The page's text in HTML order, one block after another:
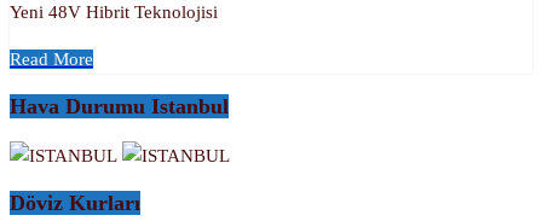
Yeni 48V Hibrit Teknolojisi
Read More
Hava Durumu Istanbul
Döviz Kurları